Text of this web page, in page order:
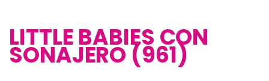
LITTLE BABIES CON
SONAJERO (961)